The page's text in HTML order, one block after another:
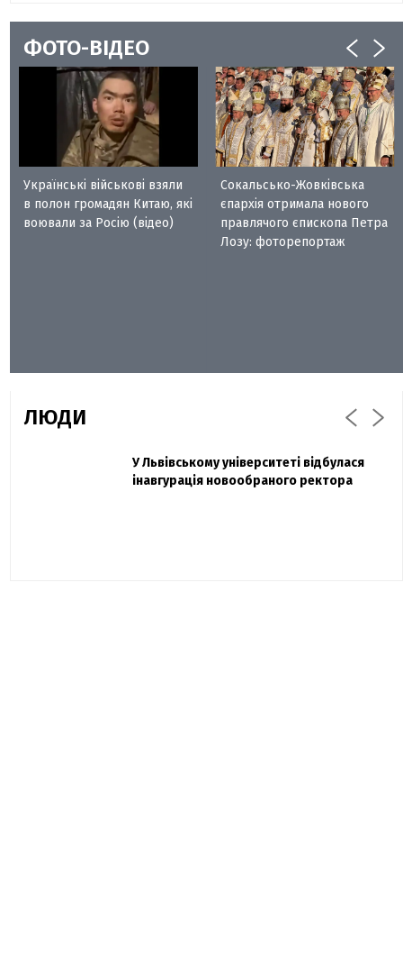
ФОТО-ВІДЕО
Українські військові взяли
в полон громадян Китаю, які
воювали за Росію (відео)
Сокальсько-Жовківська
єпархія отримала нового
правлячого єпископа Петра
Лозу: фоторепортаж
ЛЮДИ
Павло Дак
«Час не лікує, лише притуплює біль»:
Захисник "Азовсталі" Діанов вдруге
одружився та показав фото з весілля
У Львівському університеті відбулася
інавгурація новообраного ректора